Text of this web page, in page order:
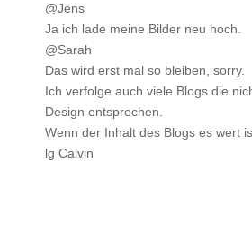
@Jens
Ja ich lade meine Bilder neu hoch.
@Sarah
Das wird erst mal so bleiben, sorry.
Ich verfolge auch viele Blogs die
Design entsprechen.
Wenn der Inhalt des Blogs es wert
lg Calvin